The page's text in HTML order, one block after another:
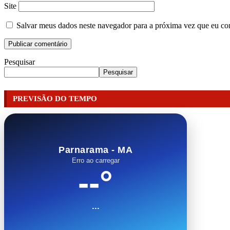
Site
Salvar meus dados neste navegador para a próxima vez que eu
Pesquisar
Pesquisar
PREVISÃO DO TEMPO
Parnarama - MA
Erro ao carregar
--°
...